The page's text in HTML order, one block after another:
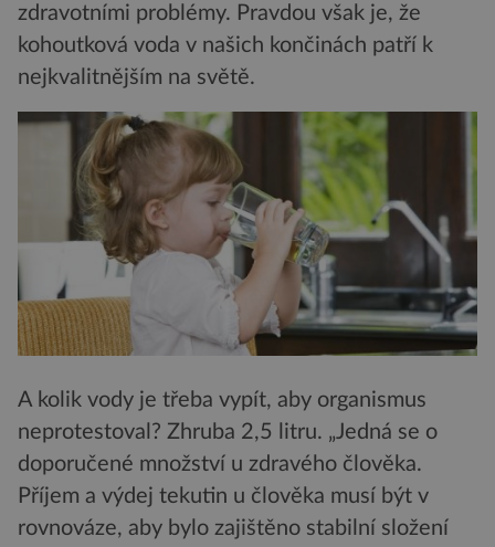
zdravotními problémy. Pravdou však je, že
kohoutková voda v našich končinách patří k
nejkvalitnějším na světě.
A kolik vody je třeba vypít, aby organismus
neprotestoval? Zhruba 2,5 litru. „Jedná se o
doporučené množství u zdravého člověka.
Příjem a výdej tekutin u člověka musí být v
rovnováze, aby bylo zajištěno stabilní složení